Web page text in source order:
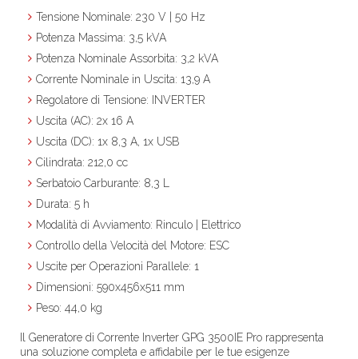
Tensione Nominale: 230 V | 50 Hz
Potenza Massima: 3,5 kVA
Potenza Nominale Assorbita: 3,2 kVA
Corrente Nominale in Uscita: 13,9 A
Regolatore di Tensione: INVERTER
Uscita (AC): 2x 16 A
Uscita (DC): 1x 8,3 A, 1x USB
Cilindrata: 212,0 cc
Serbatoio Carburante: 8,3 L
Durata: 5 h
Modalità di Avviamento: Rinculo | Elettrico
Controllo della Velocità del Motore: ESC
Uscite per Operazioni Parallele: 1
Dimensioni: 590x456x511 mm
Peso: 44,0 kg
Il Generatore di Corrente Inverter GPG 3500IE Pro rappresenta
una soluzione completa e affidabile per le tue esigenze